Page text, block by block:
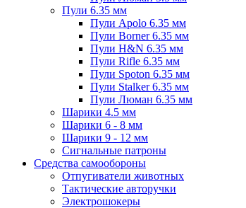
Пули 6.35 мм
Пули Apolo 6.35 мм
Пули Borner 6.35 мм
Пули H&N 6.35 мм
Пули Rifle 6.35 мм
Пули Spoton 6.35 мм
Пули Stalker 6.35 мм
Пули Люман 6.35 мм
Шарики 4.5 мм
Шарики 6 - 8 мм
Шарики 9 - 12 мм
Сигнальные патроны
Средства самообороны
Отпугиватели животных
Тактические авторучки
Электрошокеры